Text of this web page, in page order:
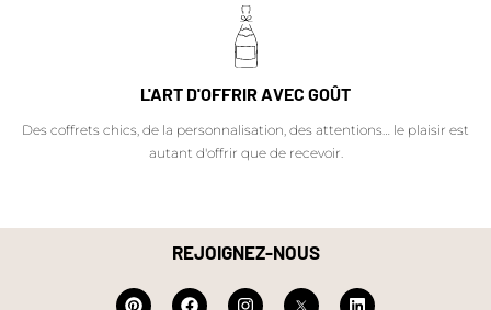
L'ART D'OFFRIR AVEC GOÛT
Des coffrets chics, de la personnalisation, des attentions… le plaisir est
autant d'offrir que de recevoir.
REJOIGNEZ-NOUS